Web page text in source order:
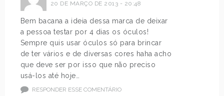
20 DE MARÇO DE 2013 - 20:48
Bem bacana a ideia dessa marca de deixar
a pessoa testar por 4 dias os óculos!
Sempre quis usar óculos só para brincar
de ter vários e de diversas cores haha acho
que deve ser por isso que não preciso
usá-los até hoje…
RESPONDER ESSE COMENTÁRIO